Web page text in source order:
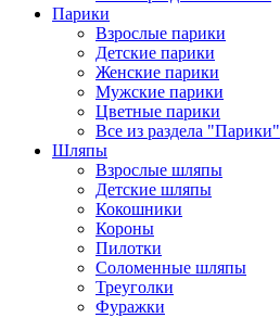
Парики
Взрослые парики
Детские парики
Женские парики
Мужские парики
Цветные парики
Все из раздела "Парики"
Шляпы
Взрослые шляпы
Детские шляпы
Кокошники
Короны
Пилотки
Соломенные шляпы
Треуголки
Фуражки